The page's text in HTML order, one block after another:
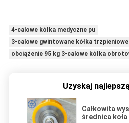
4-calowe kółka medyczne pu
3-calowe gwintowane kółka
obciążenie 95 kg 3-calowe kółka
Uzyskaj
Całkowita
średnica